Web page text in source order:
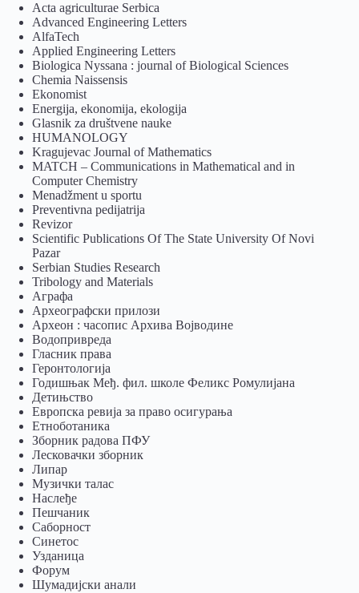
Acta agriculturae Serbica
Advanced Engineering Letters
AlfaTech
Applied Engineering Letters
Biologica Nyssana : journal of Biological Sciences
Chemia Naissensis
Ekonomist
Energija, ekonomija, ekologija
Glasnik za društvene nauke
HUMANOLOGY
Kragujevac Journal of Mathematics
MATCH – Communications in Mathematical and in
Computer Chemistry
Menadžment u sportu
Preventivna pedijatrija
Revizor
Scientific Publications Of The State University Of Novi
Pazar
Serbian Studies Research
Tribology and Materials
Аграфа
Археографски прилози
Археон : часопис Архива Војводине
Водопривреда
Гласник права
Геронтологија
Годишњак Међ. фил. школе Феликс Ромулијана
Детињство
Европска ревија за право осигурања
Eтноботаника
Зборник радова ПФУ
Лесковачки зборник
Липар
Музички талас
Наслеђе
Пешчаник
Саборност
Синетос
Узданица
Форум
Шумадијски анали